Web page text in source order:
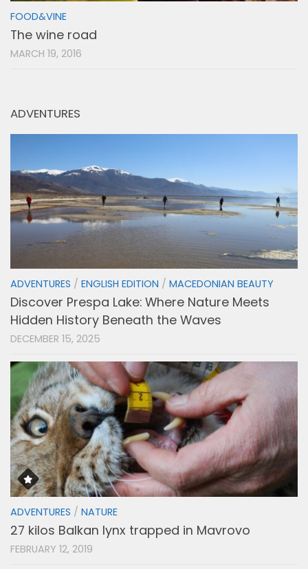
FOOD&VINE
The wine road
MARCH 19, 2016
ADVENTURES
ADVENTURES / ENGLISH EDITION / MACEDONIAN BEAUTY
Discover Prespa Lake: Where Nature Meets
Hidden History Beneath the Waves
DECEMBER 15, 2025
ADVENTURES / NATURE
27 kilos Balkan lynx trapped in Mavrovo
FEBRUARY 12, 2019